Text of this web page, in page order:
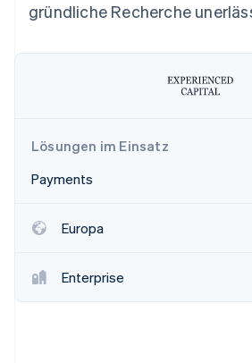
Stripe-Sessions 2026
gründliche Recherche
Lösungen im Einsatz
Payments
Europa
Enterprise